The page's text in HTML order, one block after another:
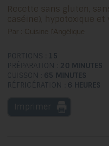
Recette sans gluten, sans produits laitiers (sans
caséine), hypotoxique et
Par : Cuisine l'Angélique
PORTIONS : 15
PRÉPARATION : 20 MINUTES
CUISSON : 65 MINUTES
RÉFRIGÉRATION : 6 HEURES